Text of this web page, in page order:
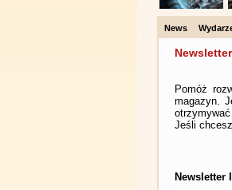
News
Newsletter
Pomóż
magazyn.
Jeśli
Newsletter